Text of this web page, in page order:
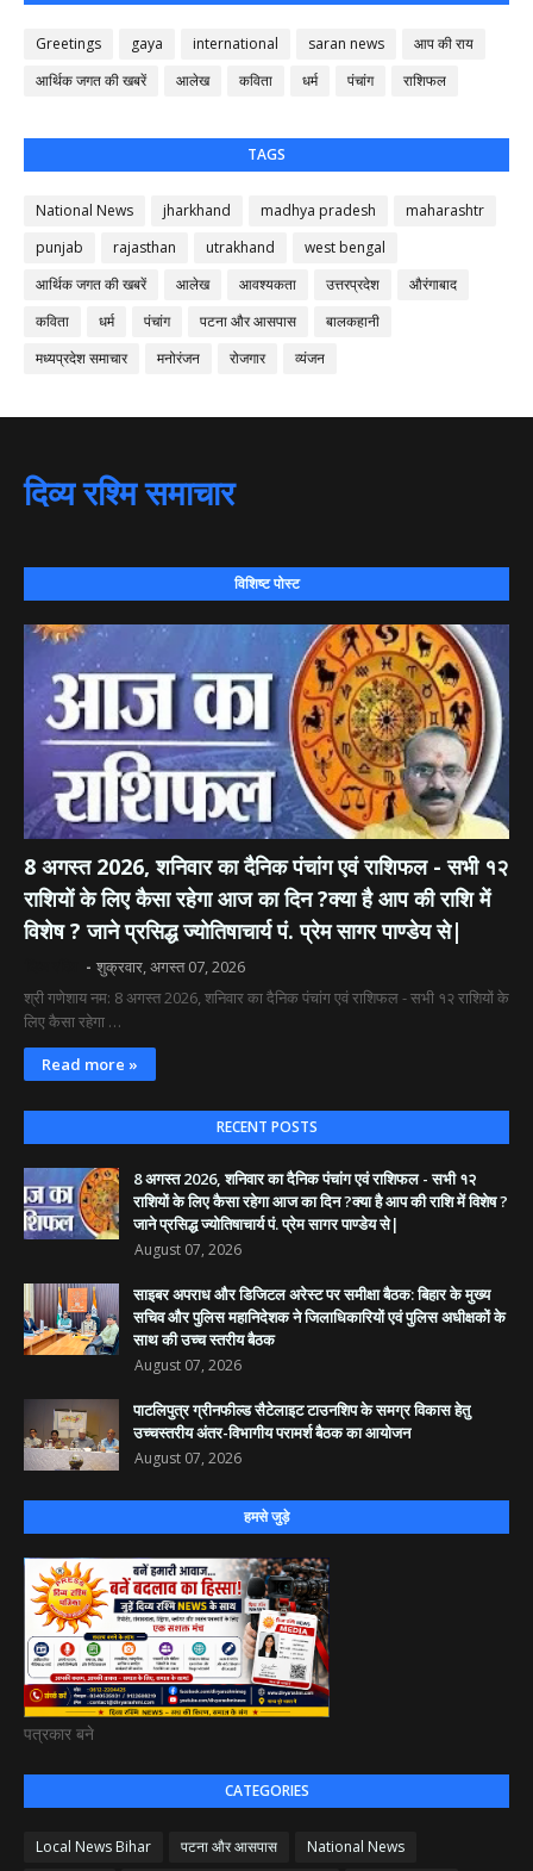
Greetings gaya international saran news
आप की राय
आर्थिक जगत की खबरें
आलेख कविता धर्म पंचांग राशिफल
TAGS
National News jharkhand madhya pradesh
maharashtr
punjab
rajasthan utrakhand
west bengal
आर्थिक जगत की खबरें
आलेख आवश्यकता उत्तरप्रदेश
औरंगाबाद
कविता
धर्म पंचांग पटना और आसपास
बालकहानी
मध्यप्रदेश समाचार
मनोरंजन रोजगार व्यंजन
दिव्य रश्मि समाचार
विशिष्ट पोस्ट
8 अगस्त 2026, शनिवार का दैनिक पंचांग एवं राशिफल - सभी १२
राशियों के लिए कैसा रहेगा आज का दिन ?क्या है आप की राशि में
विशेष ? जाने प्रसिद्ध ज्योतिषाचार्य पं. प्रेम सागर पाण्डेय से|
शुक्रवार, अगस्त 07, 2026
श्री गणेशाय नम: 8 अगस्त 2026, शनिवार का दैनिक पंचांग एवं राशिफल - सभी १२ राशियों के
लिए कैसा रहेगा …
Read more »
RECENT POSTS
8 अगस्त 2026, शनिवार का दैनिक पंचांग एवं राशिफल - सभी १२
राशियों के लिए कैसा रहेगा आज का दिन ?क्या है आप की राशि में विशेष ?
जाने प्रसिद्ध ज्योतिषाचार्य पं. प्रेम सागर पाण्डेय से|
August 07, 2026
साइबर अपराध और डिजिटल अरेस्ट पर समीक्षा बैठक: बिहार के मुख्य
सचिव और पुलिस महानिदेशक ने जिलाधिकारियों एवं पुलिस अधीक्षकों के
साथ की उच्च स्तरीय बैठक
August 07, 2026
पाटलिपुत्र ग्रीनफील्ड सैटेलाइट टाउनशिप के समग्र विकास हेतु
उच्चस्तरीय अंतर-विभागीय परामर्श बैठक का आयोजन
August 07, 2026
हमसे जुड़े
पत्रकार बने
CATEGORIES
Local News Bihar पटना और आसपास
National News